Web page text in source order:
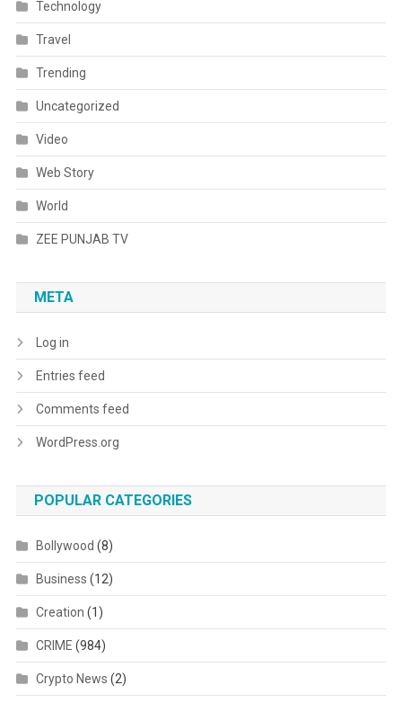
Technology
Travel
Trending
Uncategorized
Video
Web Story
World
ZEE PUNJAB TV
META
Log in
Entries feed
Comments feed
WordPress.org
POPULAR CATEGORIES
Bollywood (8)
Business (12)
Creation (1)
CRIME (984)
Crypto News (2)